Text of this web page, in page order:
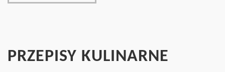
PRZEPISY KULINARNE